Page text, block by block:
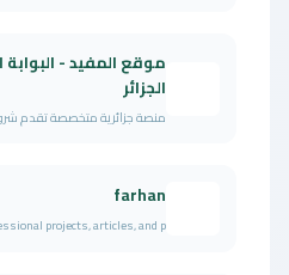
موقع المفيد - البوابة
الجزائر
منصة جزائرية متخصصة تقدم
farhan
projects, articles, and p...